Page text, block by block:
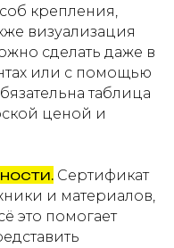
крепления,
визуализация
сделать даже в
или с помощью
таблица
ценой и
Сертификат
и материалов,
это помогает